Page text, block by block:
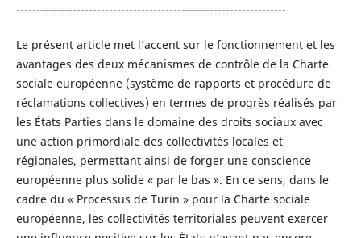
-------------------------------------------------------------------
Le présent article met l’accent sur le fonctionnement et les
avantages des deux mécanismes de contrôle de la Charte
sociale européenne (système de rapports et procédure de
réclamations collectives) en termes de progrès réalisés par
les États Parties dans le domaine des droits sociaux avec
une action primordiale des collectivités locales et
régionales, permettant ainsi de forger une conscience
européenne plus solide « par le bas ». En ce sens, dans le
cadre du « Processus de Turin » pour la Charte sociale
européenne, les collectivités territoriales peuvent exercer